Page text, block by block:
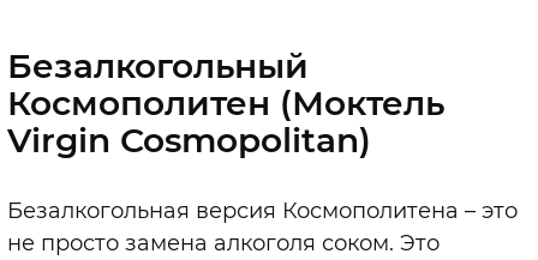
Безалкогольный
Космополитен (Моктель
Virgin Cosmopolitan)
Безалкогольная версия Космополитена – это
не просто замена алкоголя соком. Это